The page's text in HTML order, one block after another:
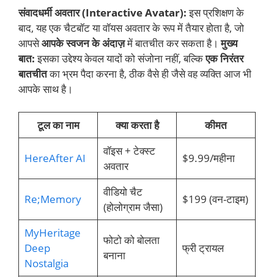
संवादधर्मी अवतार (Interactive Avatar):इस प्रशिक्षण के
बाद, यह एक चैटबॉट या वॉयस अवतार के रूप में तैयार होता है, जो
आपसेआपके स्वजन के अंदाज़में बातचीत कर सकता है।मुख्य
बात:इसका उद्देश्य केवल यादों को संजोना नहीं, बल्किएक निरंतर
बातचीतका भ्रम पैदा करना है, ठीक वैसे ही जैसे वह व्यक्ति आज भी
आपके साथ है।
टूल का नाम क्या करता है कीमत
HereAfter AI
वॉइस + टेक्स्ट
अवतार
$9.99/महीना
Re;Memory
वीडियो चैट
(होलोग्राम जैसा)
$199 (वन-टाइम)
MyHeritage
Deep
Nostalgia
फोटो को बोलता
बनाना
फ्री ट्रायल